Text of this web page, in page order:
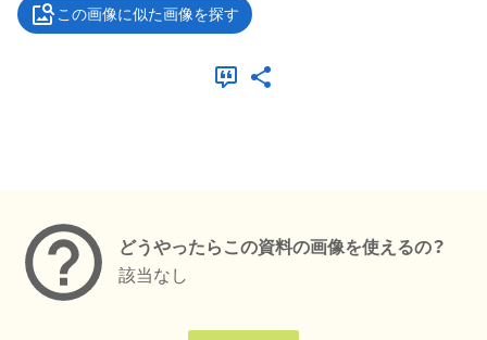
この画像に似た画像を探す
どうやったらこの資料の画像を使えるの？
該当なし